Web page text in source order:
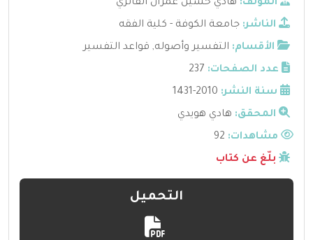
المؤلف: هادي حسين عمران الفائزي
الناشر: جامعة الكوفة - كلية الفقه
الأقسام: التفسير وأصوله, قواعد التفسير
عدد الصفحات: 237
سنة النشر: 2010-1431
المحقق: هادي هويدي
مشاهدات:
بلّغ عن كتاب
التحميل